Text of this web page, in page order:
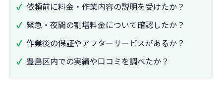
依頼前に料金・作業内容の説明を受けたか？
緊急・夜間の割増料金について確認したか？
作業後の保証やアフターサービスがあるか？
豊島区内での実績や口コミを調べたか？